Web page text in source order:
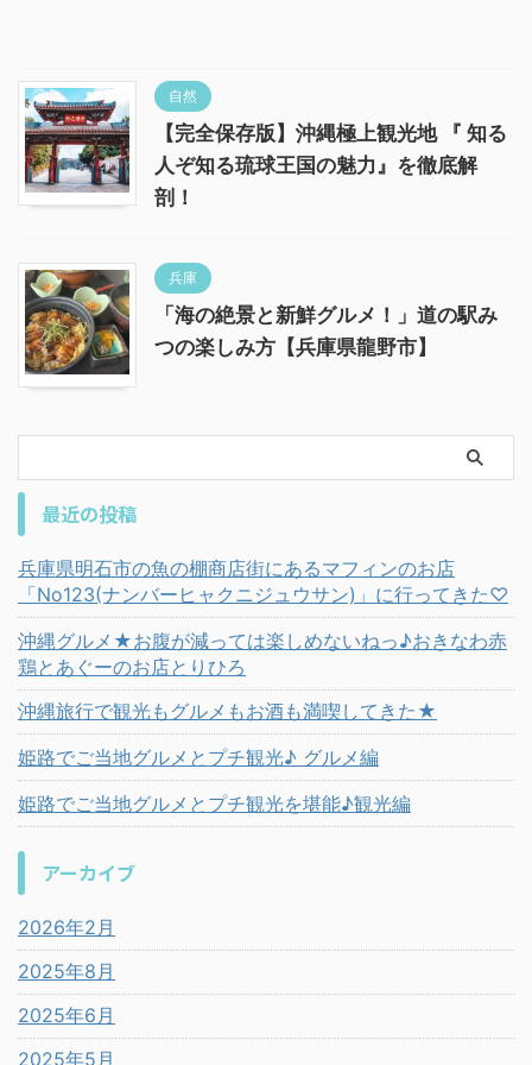
自然
【完全保存版】沖縄極上観光地 『 知る
人ぞ知る琉球王国の魅力』を徹底解
剖！
兵庫
「海の絶景と新鮮グルメ！」道の駅み
つの楽しみ方【兵庫県龍野市】
最近の投稿
兵庫県明石市の魚の棚商店街にあるマフィンのお店
「No123(ナンバーヒャクニジュウサン)」に行ってきた♡
沖縄グルメ★お腹が減っては楽しめないねっ♪おきなわ赤
鶏とあぐーのお店とりひろ
沖縄旅行で観光もグルメもお酒も満喫してきた★
姫路でご当地グルメとプチ観光♪ グルメ編
姫路でご当地グルメとプチ観光を堪能♪観光編
アーカイブ
2026年2月
2025年8月
2025年6月
2025年5月